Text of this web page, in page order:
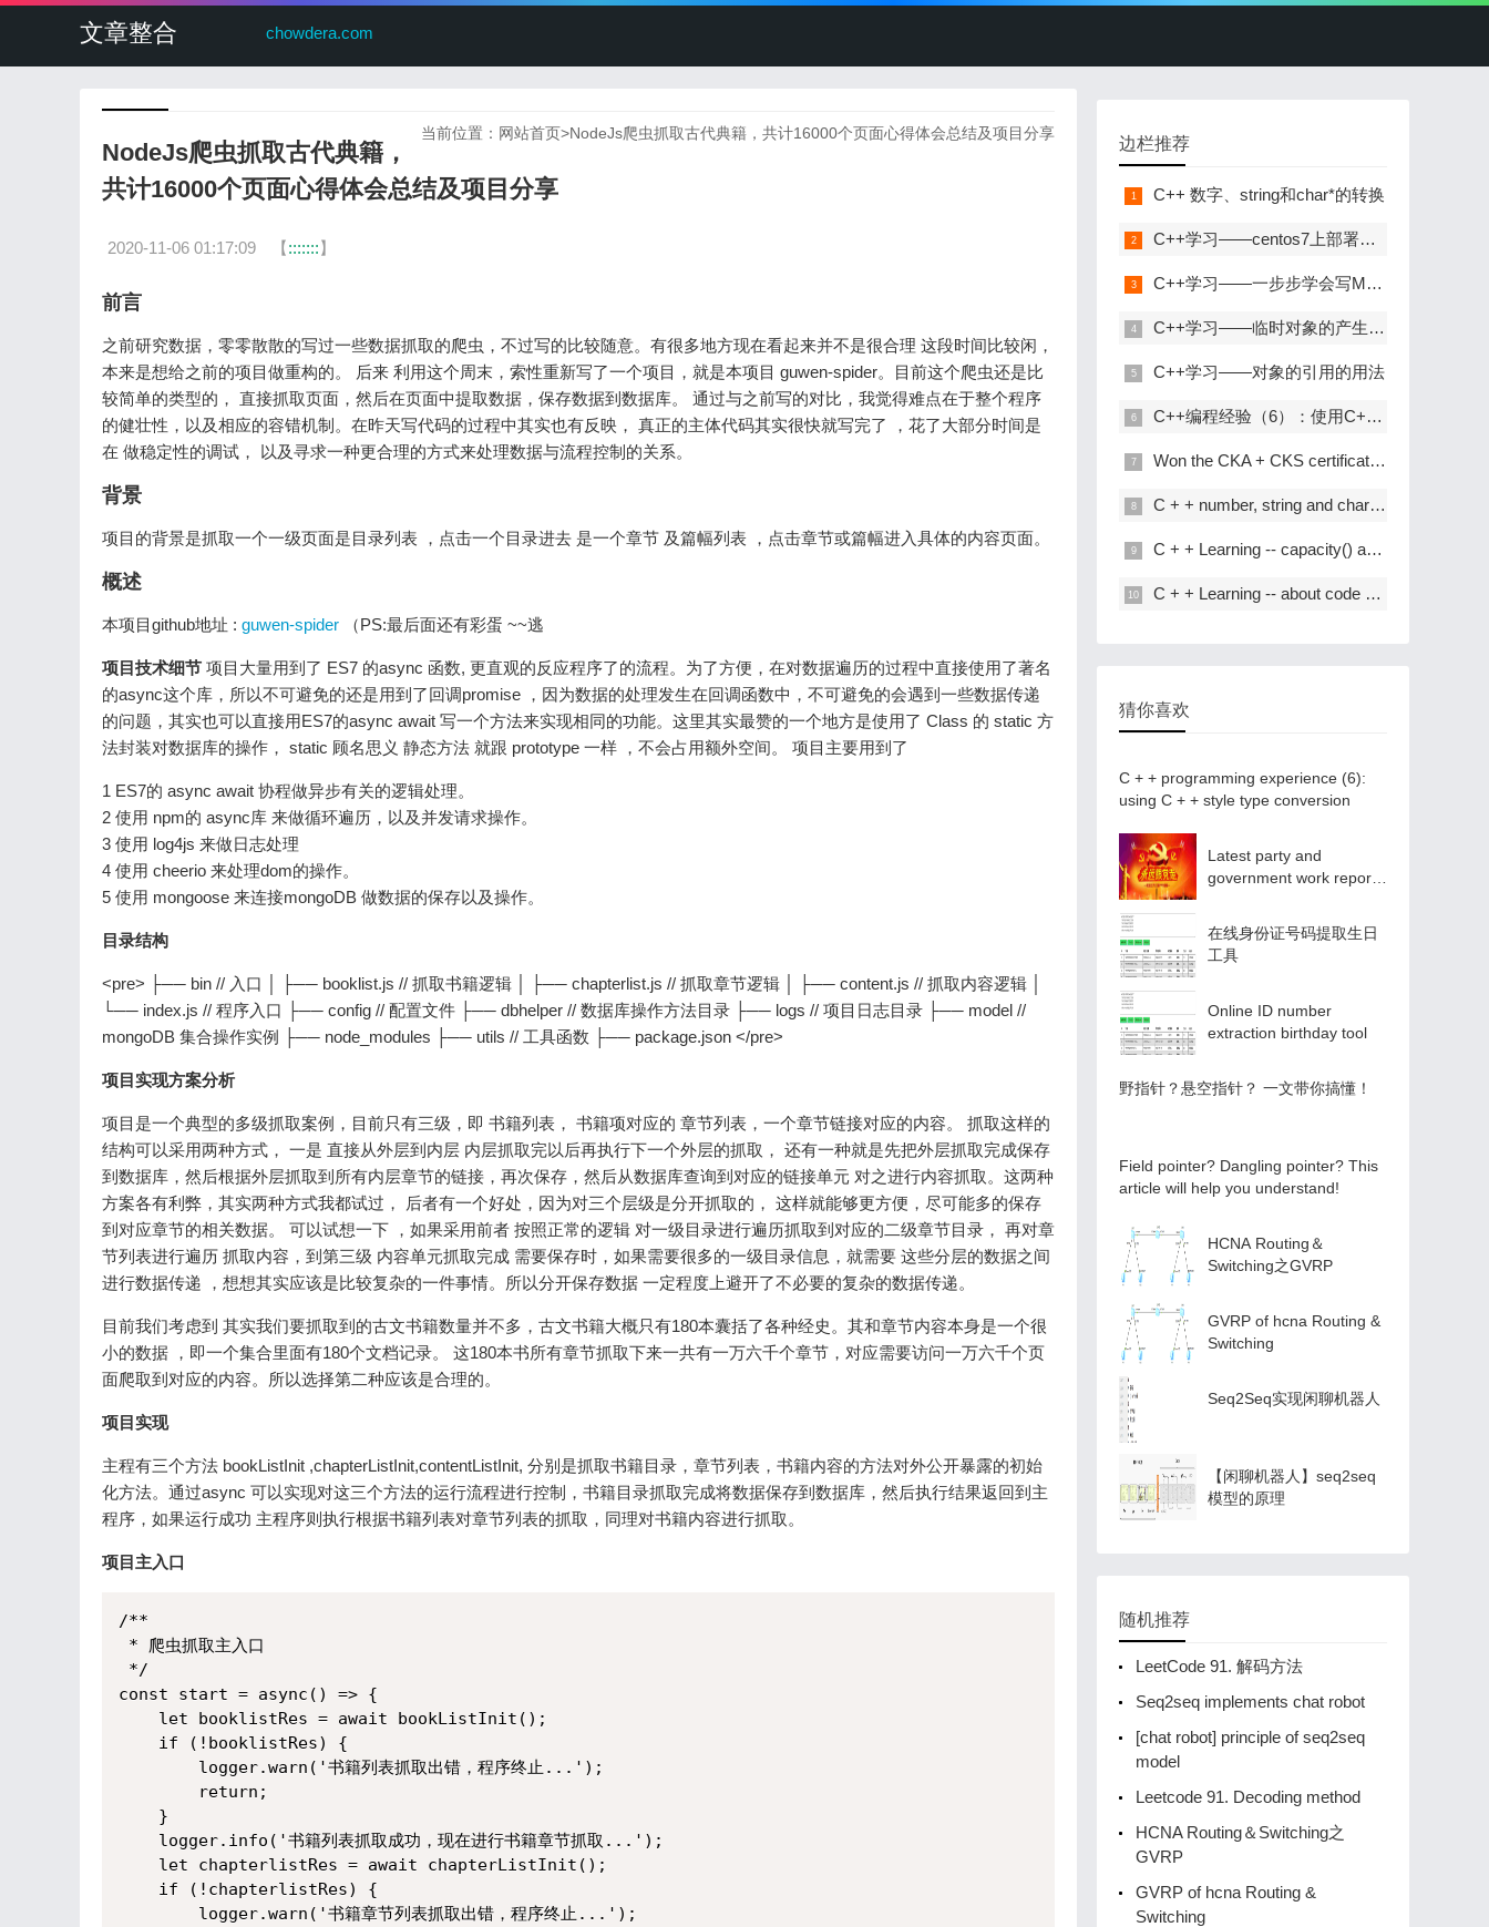
文章整合 chowdera.com
当前位置： 网站首页>NodeJs爬虫抓取古代典籍，共计16000个页面心得体会总结及项目分享
NodeJs爬虫抓取古代典籍，
共计16000个页面心得体会总结及项目分享
2020-11-06 01:17:09 【:::::::】
前言
之前研究数据，零零散散的写过一些数据抓取的爬虫，不过写的比较随意。有很多地方现在看起来并不是很合理 这段时间比较闲，
本来是想给之前的项目做重构的。 后来 利用这个周末，索性重新写了一个项目，就是本项目 guwen-spider。目前这个爬虫还是比
较简单的类型的， 直接抓取页面，然后在页面中提取数据，保存数据到数据库。 通过与之前写的对比，我觉得难点在于整个程序
的健壮性，以及相应的容错机制。在昨天写代码的过程中其实也有反映， 真正的主体代码其实很快就写完了 ，花了大部分时间是
在 做稳定性的调试， 以及寻求一种更合理的方式来处理数据与流程控制的关系。
背景
项目的背景是抓取一个一级页面是目录列表 ，点击一个目录进去 是一个章节 及篇幅列表 ，点击章节或篇幅进入具体的内容页面。
概述
本项目github地址 : guwen-spider （PS:最后面还有彩蛋 ~~逃
项目技术细节 项目大量用到了 ES7 的async 函数, 更直观的反应程序了的流程。为了方便，在对数据遍历的过程中直接使用了著名
的async这个库，所以不可避免的还是用到了回调promise ，因为数据的处理发生在回调函数中，不可避免的会遇到一些数据传递
的问题，其实也可以直接用ES7的async await 写一个方法来实现相同的功能。这里其实最赞的一个地方是使用了 Class 的 static 方
法封装对数据库的操作， static 顾名思义 静态方法 就跟 prototype 一样 ，不会占用额外空间。 项目主要用到了
1 ES7的 async await 协程做异步有关的逻辑处理。
2 使用 npm的 async库 来做循环遍历，以及并发请求操作。
3 使用 log4js 来做日志处理
4 使用 cheerio 来处理dom的操作。
5 使用 mongoose 来连接mongoDB 做数据的保存以及操作。
目录结构
<pre> ├── bin // 入口 │ ├── booklist.js // 抓取书籍逻辑 │ ├── chapterlist.js // 抓取章节逻辑 │ ├── content.js // 抓取内容逻辑 │
└── index.js // 程序入口 ├── config // 配置文件 ├── dbhelper // 数据库操作方法目录 ├── logs // 项目日志目录 ├── model //
mongoDB 集合操作实例 ├── node_modules ├── utils // 工具函数 ├── package.json </pre>
项目实现方案分析
项目是一个典型的多级抓取案例，目前只有三级，即 书籍列表， 书籍项对应的 章节列表，一个章节链接对应的内容。 抓取这样的
结构可以采用两种方式， 一是 直接从外层到内层 内层抓取完以后再执行下一个外层的抓取， 还有一种就是先把外层抓取完成保存
到数据库，然后根据外层抓取到所有内层章节的链接，再次保存，然后从数据库查询到对应的链接单元 对之进行内容抓取。这两种
方案各有利弊，其实两种方式我都试过， 后者有一个好处，因为对三个层级是分开抓取的， 这样就能够更方便，尽可能多的保存
到对应章节的相关数据。 可以试想一下 ，如果采用前者 按照正常的逻辑 对一级目录进行遍历抓取到对应的二级章节目录， 再对章
节列表进行遍历 抓取内容，到第三级 内容单元抓取完成 需要保存时，如果需要很多的一级目录信息，就需要 这些分层的数据之间
进行数据传递 ，想想其实应该是比较复杂的一件事情。所以分开保存数据 一定程度上避开了不必要的复杂的数据传递。
目前我们考虑到 其实我们要抓取到的古文书籍数量并不多，古文书籍大概只有180本囊括了各种经史。其和章节内容本身是一个很
小的数据 ，即一个集合里面有180个文档记录。 这180本书所有章节抓取下来一共有一万六千个章节，对应需要访问一万六千个页
面爬取到对应的内容。所以选择第二种应该是合理的。
项目实现
主程有三个方法 bookListInit ,chapterListInit,contentListInit, 分别是抓取书籍目录，章节列表，书籍内容的方法对外公开暴露的初始
化方法。通过async 可以实现对这三个方法的运行流程进行控制，书籍目录抓取完成将数据保存到数据库，然后执行结果返回到主
程序，如果运行成功 主程序则执行根据书籍列表对章节列表的抓取，同理对书籍内容进行抓取。
项目主入口
/**
* 爬虫抓取主入口
*/
const start = async() => {
    let booklistRes = await bookListInit();
    if (!booklistRes) {
        logger.warn('书籍列表抓取出错，程序终止...');
        return;
    }
    logger.info('书籍列表抓取成功，现在进行书籍章节抓取...');
    let chapterlistRes = await chapterListInit();
    if (!chapterlistRes) {
        logger.warn('书籍章节列表抓取出错，程序终止...');
边栏推荐
C++ 数字、string和char*的转换
C++学习——centos7上部署C++开发环境
C++学习——一步步学会写Makefile
C++学习——临时对象的产生与优化
C++学习——对象的引用的用法
C++编程经验（6）：使用C++风格的类型转换
Won the CKA + CKS certificate with the highest gold content in kubernetes in 31 days!
C + + number, string and char * conversion
C + + Learning -- capacity() and resize() in C + +
C + + Learning -- about code performance optimization
猜你喜欢
C + + programming experience (6):
using C + + style type conversion
Latest party and
government work report
在线身份证号码提取生日
工具
Online ID number
extraction birthday tool
️野指针？悬空指针？️ 一文带你搞懂！
Field pointer? Dangling pointer? This
article will help you understand!
HCNA Routing＆
Switching之GVRP
GVRP of hcna Routing &
Switching
Seq2Seq实现闲聊机器人
【闲聊机器人】seq2seq
模型的原理
随机推荐
LeetCode 91. 解码方法
Seq2seq implements chat robot
[chat robot] principle of seq2seq
model
Leetcode 91. Decoding method
HCNA Routing＆Switching之
GVRP
GVRP of hcna Routing &
Switching